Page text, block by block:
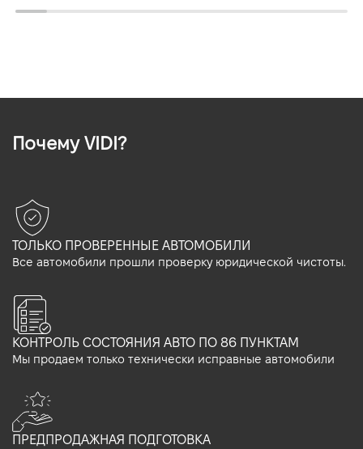
Почему VIDI?
ТОЛЬКО ПРОВЕРЕННЫЕ АВТОМОБИЛИ
Все автомобили прошли проверку юридической чистоты.
КОНТРОЛЬ СОСТОЯНИЯ АВТО ПО 86 ПУНКТАМ
Мы продаем только технически исправные автомобили
ПРЕДПРОДАЖНАЯ ПОДГОТОВКА